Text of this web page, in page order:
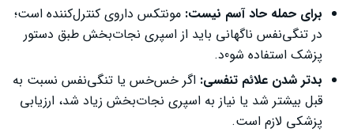
برای حمله حاد آسم نیست: مونتکس داروی کنترل‌کننده است؛
در تنگی‌نفس ناگهانی باید از اسپری نجات‌بخش طبق دستور
پزشک استفاده شو0د.
بدتر شدن علائم تنفسی: اگر خس‌خس یا تنگی‌نفس نسبت به
قبل بیشتر شد یا نیاز به اسپری نجات‌بخش زیاد شد، ارزیابی
پزشکی لازم است.